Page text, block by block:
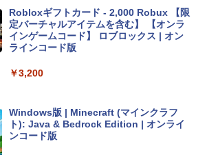
ームカメラ、日本語キーボード、Touch I
D - シルバー
￥261,414
SSD インテル Core 5
￥129,800
Robloxギフトカード - 2,000 Robux 【限
定バーチャルアイテムを含む】 【オンラ
インゲームコード】 ロブロックス | オン
ラインコード版
￥3,200
Windows版 | Minecraft (マインクラフ
ト): Java & Bedrock Edition | オンライ
ンコード版